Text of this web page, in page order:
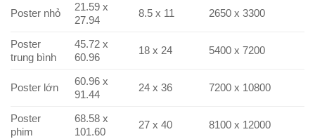
Poster nhỏ
21.59 x
27.94
8.5 x 11 2650 x 3300
Poster
trung bình
45.72 x
60.96
18 x 24 5400 x 7200
Poster lớn
60.96 x
91.44
24 x 36 7200 x 10800
Poster
phim
68.58 x
101.60
27 x 40 8100 x 12000